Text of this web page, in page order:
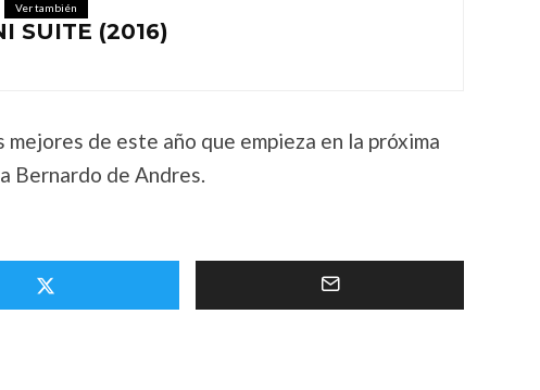
Ver también
SUITE (2016)
de este año que empieza en la próxima
Bernardo de Andres.